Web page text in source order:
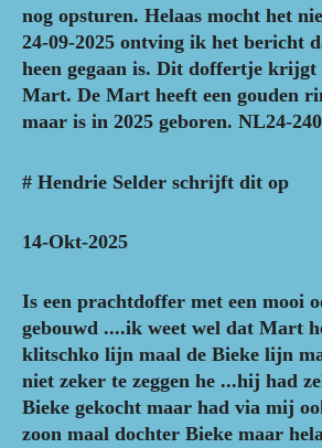
nog opsturen. Helaas mocht het
24-09-2025 ontving ik het bericht
heen gegaan is. Dit doffertje krijgt
Mart. De Mart heeft een gouden
maar is in 2025 geboren. NL24-
# Hendrie Selder schrijft dit op
14-Okt-2025
Is een prachtdoffer met een mooi
gebouwd ....ik weet wel dat Mart
klitschko lijn maal de Bieke lijn
niet zeker te zeggen he ...hij had
Bieke gekocht maar had via mij
zoon maal dochter Bieke maar